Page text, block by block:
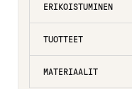
Ostoskori
Kassa
ERIKOISTUMINEN
TUOTTEET
MATERIAALIT